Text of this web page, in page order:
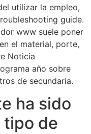
utilizar la empleo,
guide.
www suele poner
el material, porte,
Noticia
año sobre
de secundaria.
ha sido
tipo de